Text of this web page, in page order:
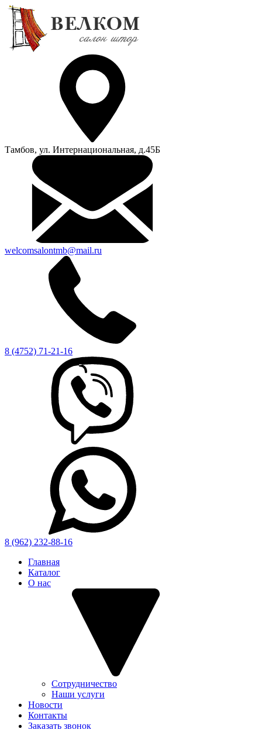
Тамбов, ул. Интернациональная, д.45Б
welcomsalontmb@mail.ru
8 (4752) 71-21-16
8 (962) 232-88-16
Главная
Каталог
О нас
Сотрудничество
Наши услуги
Новости
Контакты
Заказать звонок